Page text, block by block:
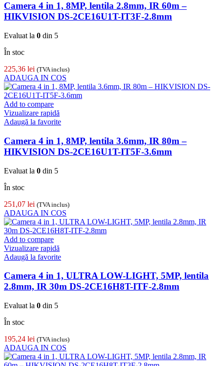
Camera 4 in 1, 8MP, lentila 2.8mm, IR 60m –
HIKVISION DS-2CE16U1T-IT3F-2.8mm
Evaluat la 0 din 5
În stoc
225,36 lei (TVA inclus)
ADAUGA IN COS
Add to compare
Vizualizare rapidă
Adaugă la favorite
Camera 4 in 1, 8MP, lentila 3.6mm, IR 80m –
HIKVISION DS-2CE16U1T-IT5F-3.6mm
Evaluat la 0 din 5
În stoc
251,07 lei (TVA inclus)
ADAUGA IN COS
Add to compare
Vizualizare rapidă
Adaugă la favorite
Camera 4 in 1, ULTRA LOW-LIGHT, 5MP, lentila
2.8mm, IR 30m DS-2CE16H8T-ITF-2.8mm
Evaluat la 0 din 5
În stoc
195,24 lei (TVA inclus)
ADAUGA IN COS